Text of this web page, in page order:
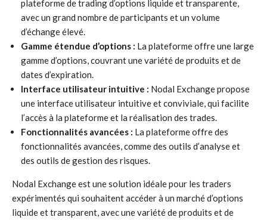
plateforme de trading d’options liquide et transparente,
avec un grand nombre de participants et un volume
d’échange élevé.
Gamme étendue d’options : La plateforme offre une large
gamme d’options, couvrant une variété de produits et de
dates d’expiration.
Interface utilisateur intuitive : Nodal Exchange propose
une interface utilisateur intuitive et conviviale, qui facilite
l’accès à la plateforme et la réalisation des trades.
Fonctionnalités avancées : La plateforme offre des
fonctionnalités avancées, comme des outils d’analyse et
des outils de gestion des risques.
Nodal Exchange est une solution idéale pour les traders
expérimentés qui souhaitent accéder à un marché d’options
liquide et transparent, avec une variété de produits et de